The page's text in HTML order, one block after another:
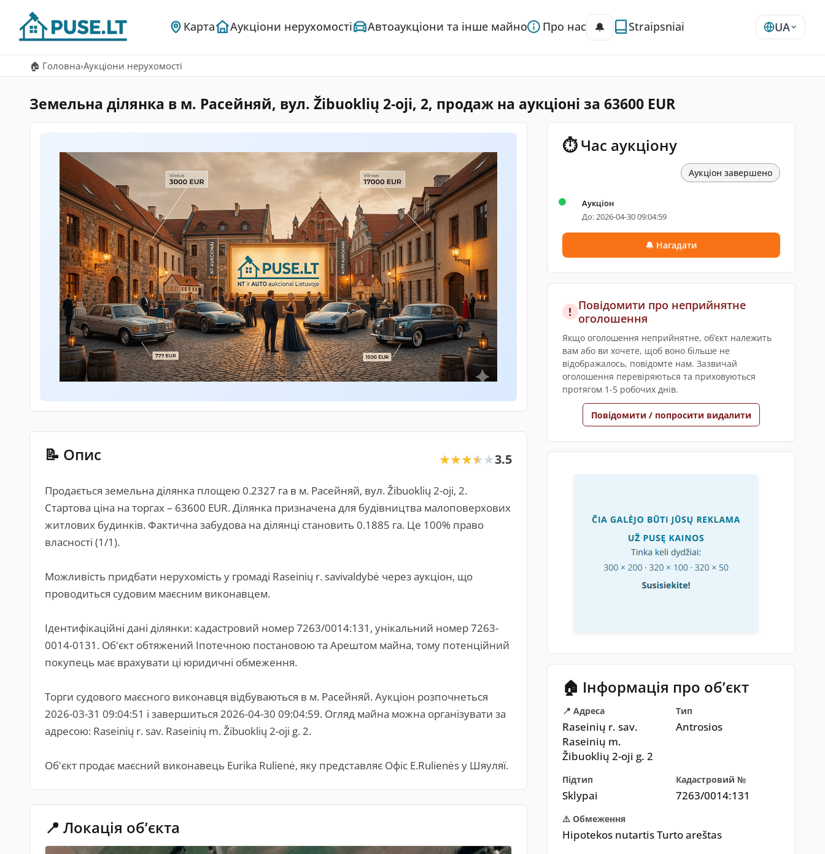
Карта Аукціони нерухомості Автоаукціони та інше майно Про нас 🔔 Straipsniai UA
🏠 Головна›Аукціони нерухомості
Земельна ділянка в м. Расейняй, вул. Žibuoklių 2-oji, 2, продаж на аукціоні за 63600 EUR
📝 Опис ★★★★★
★★★★★3.5
Продається земельна ділянка площею 0.2327 га в м. Расейняй, вул. Žibuoklių 2-oji, 2.
Стартова ціна на торгах – 63600 EUR. Ділянка призначена для будівництва малоповерхових
житлових будинків. Фактична забудова на ділянці становить 0.1885 га. Це 100% право
власності (1/1).
Можливість придбати нерухомість у громаді Raseinių r. savivaldybė через аукціон, що
проводиться судовим маєсним виконавцем.
Ідентифікаційні дані ділянки: кадастровий номер 7263/0014:131, унікальний номер 7263-
0014-0131. Об'єкт обтяжений Іпотечною постановою та Арештом майна, тому потенційний
покупець має врахувати ці юридичні обмеження.
Торги судового маєсного виконавця відбуваються в м. Расейняй. Аукціон розпочнеться
2026-03-31 09:04:51 і завершиться 2026-04-30 09:04:59. Огляд майна можна організувати за
адресою: Raseinių r. sav. Raseinių m. Žibuoklių 2-oji g. 2.
Об'єкт продає маєсний виконавець Eurika Rulienė, яку представляє Офіс E.Rulienės у Шяуляї.
📍 Локація обʼєкта
⏱ Час аукціону
Аукціон завершено
Аукціон
До: 2026-04-30 09:04:59
🔔 Нагадати
! Повідомити про неприйнятне
оголошення
Якщо оголошення неприйнятне, обʼєкт належить
вам або ви хочете, щоб воно більше не
відображалось, повідомте нам. Зазвичай
оголошення перевіряються та приховуються
протягом 1-5 робочих днів.
Повідомити / попросити видалити
🏠 Інформація про обʼєкт
📍 Адреса
Raseinių r. sav.
Raseinių m.
Žibuoklių 2-oji g. 2
Тип
Antrosios
Підтип
Sklypai
Кадастровий №
7263/0014:131
⚠️ Обмеження
Hipotekos nutartis Turto areštas